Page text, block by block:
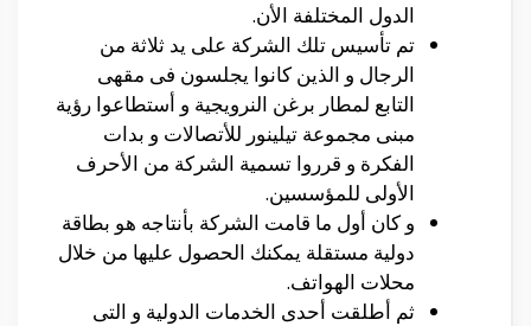
الدول المختلفة الأن.
تم تأسيس تلك الشركة على يد ثلاثة من
الرجال و الذين كانوا يجلسون فى مقهى
التابع لمطار برغن النرويجية و أستطاعوا رؤية
مبنى مجموعة تيلينور للأتصالات و بدات
الفكرة و قرروا تسمية الشركة من الأحرف
الأولى للمؤسسين.
و كان أول ما قامت الشركة بأنتاجه هو بطاقة
دولية مستقلة يمكنك الحصول عليها من خلال
محلات الهواتف.
ثم أطلقت أحدى الخدمات الدولية و التى